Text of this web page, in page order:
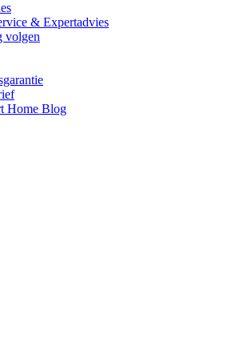
& Expertadvies
volgen
Home Blog